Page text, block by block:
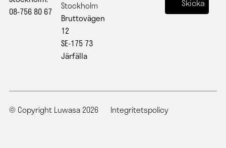
08-756 80 67
Stockholm
Bruttovägen
12
SE-175 73
Järfälla
© Copyright Luwasa 2026 Integritetspolicy